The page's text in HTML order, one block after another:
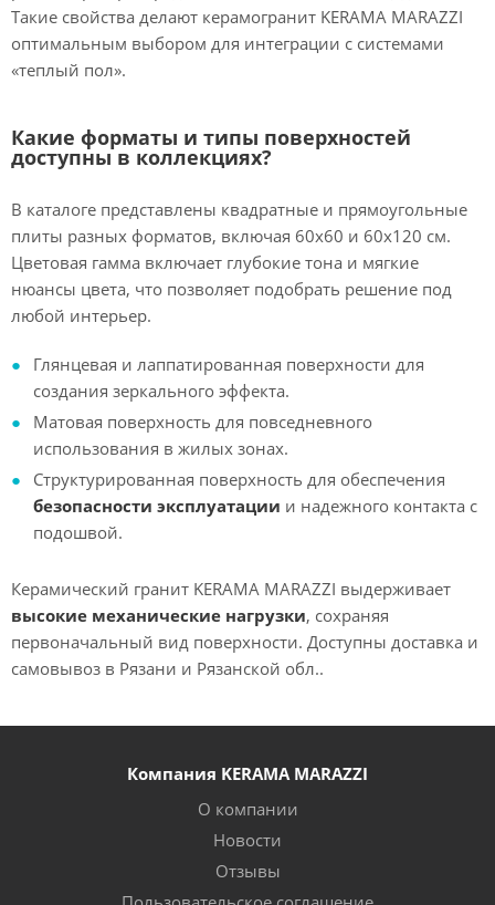
Такие свойства делают керамогранит KERAMA MARAZZI
оптимальным выбором для интеграции с системами
«теплый пол».
Какие форматы и типы поверхностей
доступны в коллекциях?
В каталоге представлены квадратные и прямоугольные
плиты разных форматов, включая 60x60 и 60x120 см.
Цветовая гамма включает глубокие тона и мягкие
нюансы цвета, что позволяет подобрать решение под
любой интерьер.
Глянцевая и лаппатированная поверхности для
создания зеркального эффекта.
Матовая поверхность для повседневного
использования в жилых зонах.
Структурированная поверхность для обеспечения
безопасности эксплуатации и надежного контакта с
подошвой.
Керамический гранит KERAMA MARAZZI выдерживает
высокие механические нагрузки, сохраняя
первоначальный вид поверхности. Доступны доставка и
самовывоз в Рязани и Рязанской обл..
Компания KERAMA MARAZZI
О компании
Новости
Отзывы